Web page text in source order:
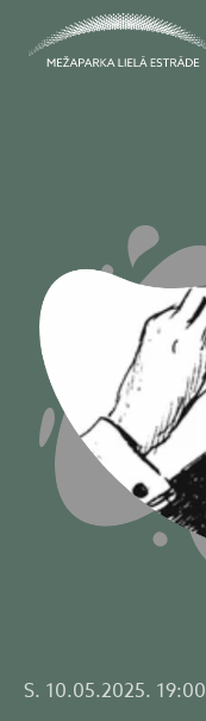
S. 10.05.2025. 19:00